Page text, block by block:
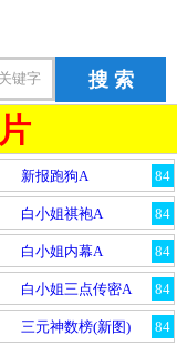
搜 索
84
新报跑狗A
84
白小姐祺袍A
84
白小姐内幕A
84
白小姐三点传密A
84
三元神数榜(新图)